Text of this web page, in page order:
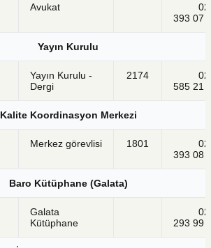
Avukat
393 07
Yayın Kurulu
Yayın Kurulu -
Dergi
2174
585 21
Kalite Koordinasyon Merkezi
Merkez görevlisi 1801
393 08
Baro Kütüphane (Galata)
Galata
Kütüphane
293 99